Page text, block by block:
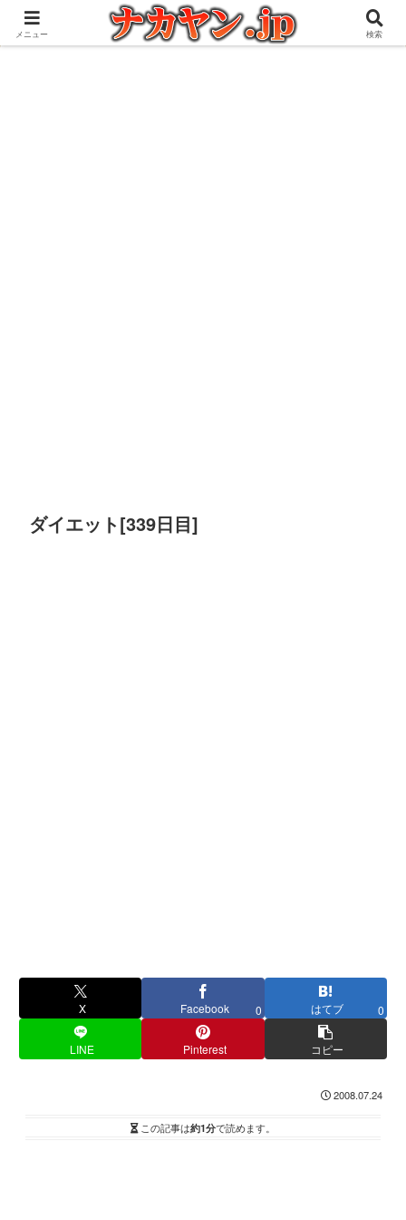
アウトドアとガジェット好きな管理人の愉快な日々を綴るブログ
ダイエット[339日目]
X Facebook 0 はてブ 0
LINE Pinterest コピー
2008.07.24
この記事は約1分で読めます。
メニュー 検索